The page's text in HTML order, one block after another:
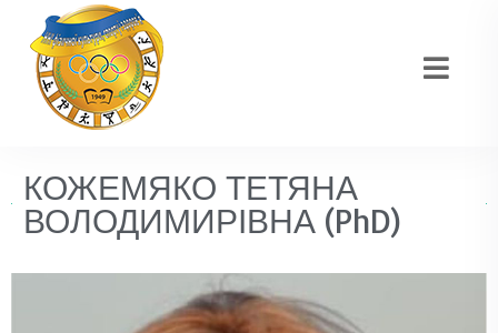
КОЖЕМЯКО ТЕТЯНА
ВОЛОДИМИРІВНА (PhD)